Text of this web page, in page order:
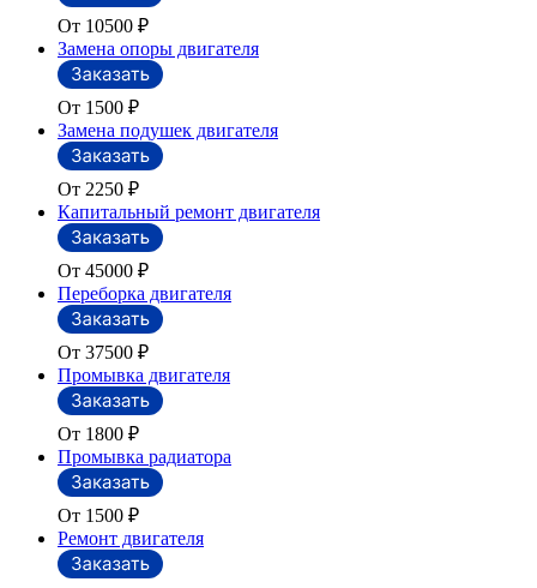
От 10500 ₽
Замена опоры двигателя
От 1500 ₽
Замена подушек двигателя
От 2250 ₽
Капитальный ремонт двигателя
От 45000 ₽
Переборка двигателя
От 37500 ₽
Промывка двигателя
От 1800 ₽
Промывка радиатора
От 1500 ₽
Ремонт двигателя